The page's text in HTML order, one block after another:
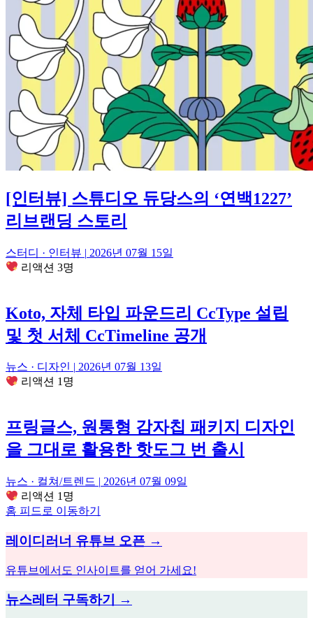
[인터뷰] 스튜디오 듀당스의 ‘연백1227’
리브랜딩 스토리
스터디 · 인터뷰 | 2026년 07월 15일
리액션 3명
Koto, 자체 타입 파운드리 CcType 설립
및 첫 서체 CcTimeline 공개
뉴스 · 디자인 | 2026년 07월 13일
리액션 1명
프링글스, 원통형 감자칩 패키지 디자인
을 그대로 활용한 핫도그 번 출시
뉴스 · 컬쳐/트렌드 | 2026년 07월 09일
리액션 1명
홈 피드로 이동하기
레이디러너 유튜브 오픈 →
유튜브에서도 인사이트를 얻어 가세요!
뉴스레터 구독하기 →